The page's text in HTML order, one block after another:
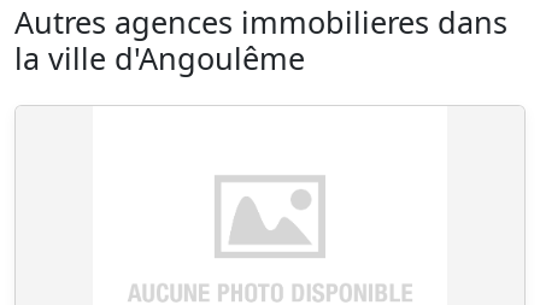
Autres agences immobilieres dans
la ville d'Angoulême